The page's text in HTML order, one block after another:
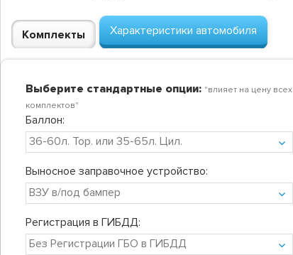
Комплекты Характеристики автомобиля
Выберите стандартные опции: "влияет на цену всех
комплектов"
Баллон:
Выносное заправочное устройство:
Регистрация в ГИБДД: